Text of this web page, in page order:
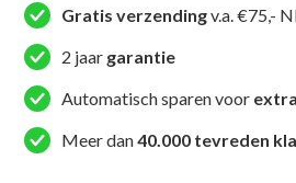
/
/
Wit
Gratis verzendingv.a. €75,-
2 jaar garantie
Automatisch sparen voor
Meer dan40.000 tevreden